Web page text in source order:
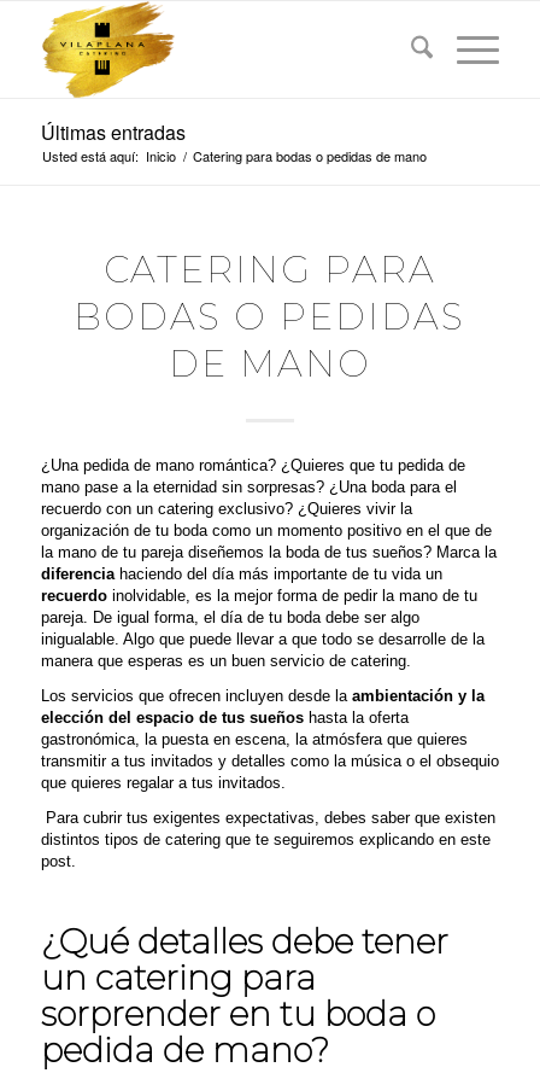
Últimas entradas
Usted está aquí: Inicio / Catering para bodas o pedidas de mano
CATERING PARA
BODAS O PEDIDAS
DE MANO
¿Una pedida de mano romántica? ¿Quieres que tu pedida de
mano pase a la eternidad sin sorpresas? ¿Una boda para el
recuerdo con un catering exclusivo? ¿Quieres vivir la
organización de tu boda como un momento positivo en el que de
la mano de tu pareja diseñemos la boda de tus sueños?Marca la
diferenciahaciendo del día más importante de tu vida un
recuerdoinolvidable, es la mejor forma de pedir la mano de tu
pareja. De igual forma, el día de tu boda debe ser algo
inigualable. Algo que puede llevar a que todo se desarrolle de la
manera que esperas es un buen servicio de catering.
Los servicios que ofrecen incluyen desde la ambientación y la
elección del espacio de tus sueños hasta la oferta
gastronómica, la puesta en escena, la atmósfera que quieres
transmitir a tus invitados y detalles como la música o el obsequio
que quieres regalar a tus invitados.
Para cubrir tus exigentes expectativas, debes saber queexisten
distintos tipos de catering que te seguiremos explicando en este
post.
¿Qué detalles debe tener
un catering para
sorprender en tu boda o
pedida de mano?